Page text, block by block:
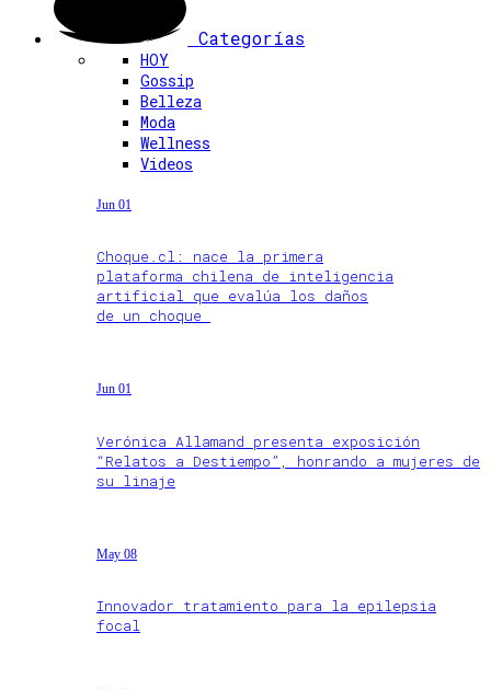
Categorías
HOY
Gossip
Belleza
Moda
Wellness
Videos
Jun 01
Choque.cl: nace la primera
plataforma chilena de inteligencia
artificial que evalúa los daños
de un choque
Jun 01
Verónica Allamand presenta exposición
“Relatos a Destiempo”, honrando a mujeres de
su linaje
May 08
Innovador tratamiento para la epilepsia
focal